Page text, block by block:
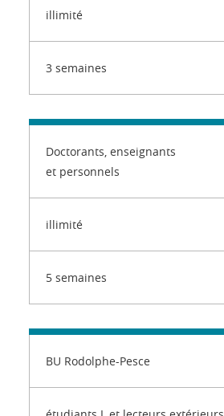
illimité
3 semaines
Doctorants, enseignants
et personnels
illimité
5 semaines
BU Rodolphe-Pesce